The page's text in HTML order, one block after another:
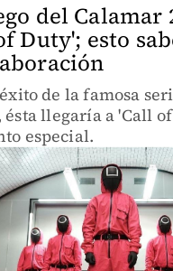
del Calamar
Duty'; esto
de la famosa
llegaría a 'Call
especial.